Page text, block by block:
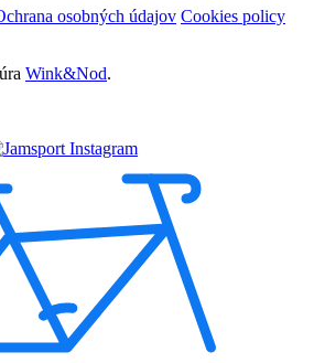
osobných údajov Cookies policy
Wink&Nod.